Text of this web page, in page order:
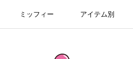
ミッフィー アイテム別